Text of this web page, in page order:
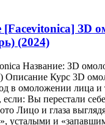
[Facevitonica] ЗD
(2024)
Название: ЗD
Описание Курс 3D
в омоложении лица и
Вы перестали
Лицо и глаза
усталыми и